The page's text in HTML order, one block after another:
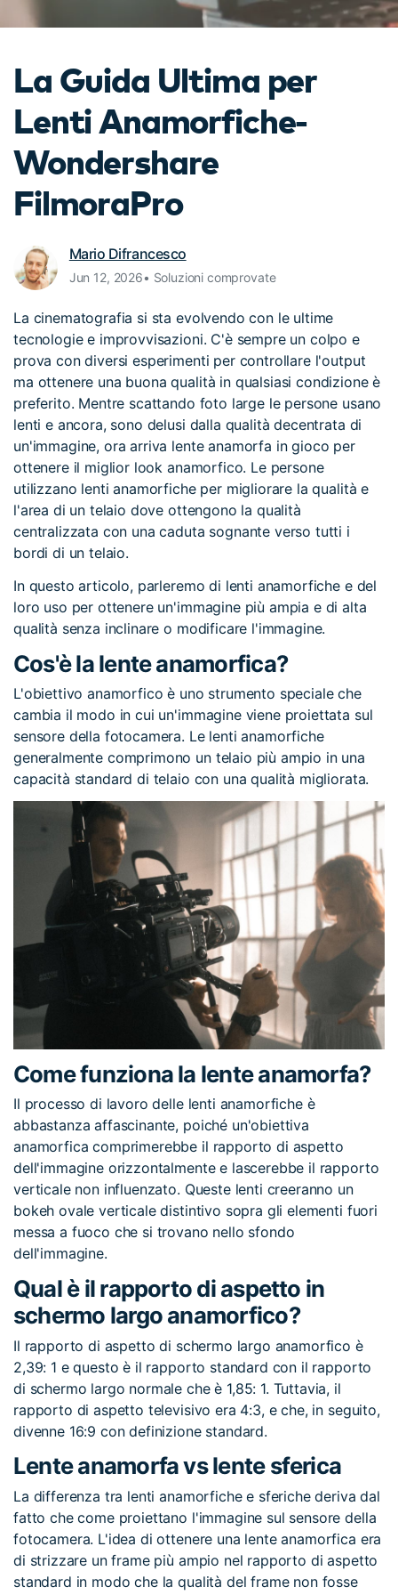
Tip per YouTube
Apprendimento
La Guida Ultima per
Lenti Anamorfiche-
Wondershare
FilmoraPro
Mario Difrancesco
Jun 12, 2026• Soluzioni comprovate
La cinematografia si sta evolvendo con le ultime
tecnologie e improvvisazioni. C'è sempre un colpo e
prova con diversi esperimenti per controllare l'output
ma ottenere una buona qualità in qualsiasi condizione è
preferito. Mentre scattando foto large le persone usano
lenti e ancora, sono delusi dalla qualità decentrata di
un'immagine, ora arriva lente anamorfa in gioco per
ottenere il miglior look anamorfico. Le persone
utilizzano lenti anamorfiche per migliorare la qualità e
l'area di un telaio dove ottengono la qualità
centralizzata con una caduta sognante verso tutti i
bordi di un telaio.
In questo articolo, parleremo di lenti anamorfiche e del
loro uso per ottenere un'immagine più ampia e di alta
qualità senza inclinare o modificare l'immagine.
Cos'è la lente anamorfica?
L'obiettivo anamorfico è uno strumento speciale che
cambia il modo in cui un'immagine viene proiettata sul
sensore della fotocamera. Le lenti anamorfiche
generalmente comprimono un telaio più ampio in una
capacità standard di telaio con una qualità migliorata.
Come funziona la lente anamorfa?
Il processo di lavoro delle lenti anamorfiche è
abbastanza affascinante, poiché un'obiettiva
anamorfica comprimerebbe il rapporto di aspetto
dell'immagine orizzontalmente e lascerebbe il rapporto
verticale non influenzato. Queste lenti creeranno un
bokeh ovale verticale distintivo sopra gli elementi fuori
messa a fuoco che si trovano nello sfondo
dell'immagine.
Qual è il rapporto di aspetto in
schermo largo anamorfico?
Il rapporto di aspetto di schermo largo anamorfico è
2,39: 1 e questo è il rapporto standard con il rapporto
di schermo largo normale che è 1,85: 1. Tuttavia, il
rapporto di aspetto televisivo era 4:3, e che, in seguito,
divenne 16:9 con definizione standard.
Lente anamorfa vs lente sferica
La differenza tra lenti anamorfiche e sferiche deriva dal
fatto che come proiettano l'immagine sul sensore della
fotocamera. L'idea di ottenere una lente anamorfica era
di strizzare un frame più ampio nel rapporto di aspetto
standard in modo che la qualità del frame non fosse